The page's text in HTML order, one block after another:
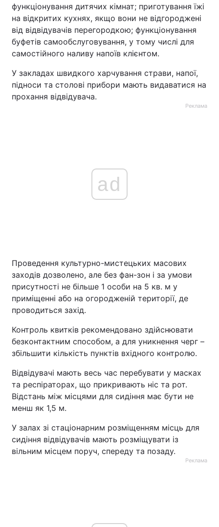
функціонування дитячих кімнат; приготування їжі
на відкритих кухнях, якщо вони не відгороджені
від відвідувачів перегородкою; функціонування
буфетів самообслуговування, у тому числі для
самостійного наливу напоїв клієнтом.
У закладах швидкого харчування страви, напої,
підноси та столові прибори мають видаватися на
прохання відвідувача.
Реклама
ad
Проведення культурно-мистецьких масових
заходів дозволено, але без фан-зон і за умови
присутності не більше 1 особи на 5 кв. м у
приміщенні або на огородженій території, де
проводиться захід.
Контроль квитків рекомендовано здійснювати
безконтактним способом, а для уникнення черг –
збільшити кількість пунктів вхідного контролю.
Відвідувачі мають весь час перебувати у масках
та респіраторах, що прикривають ніс та рот.
Відстань між місцями для сидіння має бути не
менш як 1,5 м.
У залах зі стаціонарним розміщенням місць для
сидіння відвідувачів мають розміщувати із
вільним місцем поруч, спереду та позаду.
Реклама